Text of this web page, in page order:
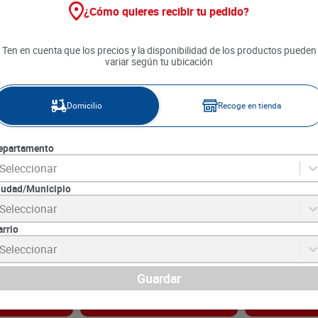
ml
990
Suavizante
Primavera x
¿Cómo quieres recibir tu pedido?
Ten en cuenta que los precios y la disponibilidad de los productos pueden
variar según tu ubicación
Domicilio Recoge en tienda
Seleccionar
Municipio
Seleccionar
Seleccionar
Guardar